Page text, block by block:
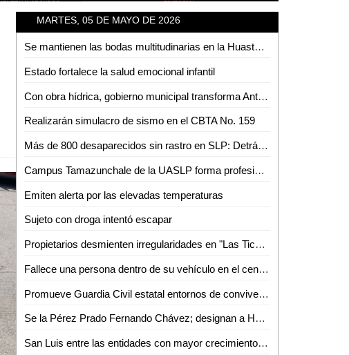
MARTES, 05 DE MAYO DE 2026
Se mantienen las bodas multitudinarias en la Huasteca pese a nuevas tendencias
Estado fortalece la salud emocional infantil
Con obra hídrica, gobierno municipal transforma Antiguo Tambolón
Realizarán simulacro de sismo en el CBTA No. 159
Más de 800 desaparecidos sin rastro en SLP: Detrás de cada número hay una historia pendiente
Campus Tamazunchale de la UASLP forma profesionistas preparados para enfrentar retos del ámbito financiero
Emiten alerta por las elevadas temperaturas
Sujeto con droga intentó escapar
Propietarios desmienten irregularidades en "Las Tichas" y acusa de violencia al MHD
Fallece una persona dentro de su vehículo en el centro de Aquismón
Promueve Guardia Civil estatal entornos de convivencia y fortalecimiento familiar en el altiplano
Se la Pérez Prado Fernando Chávez; designan a Hugo Contreras como delegado del PRI en San Luis
San Luis entre las entidades con mayor crecimiento económico